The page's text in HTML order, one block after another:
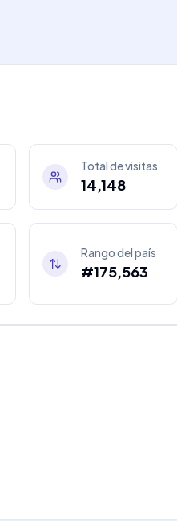
Total de visitas
14,148
Rango del país
#175,563